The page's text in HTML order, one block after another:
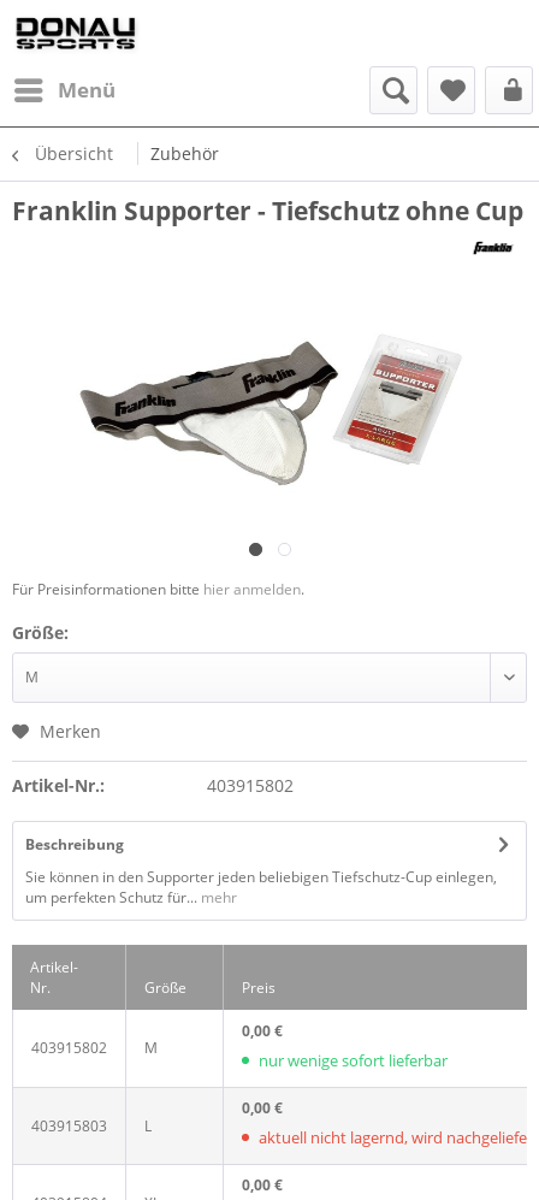
Menü
Übersicht Zubehör
Franklin Supporter - Tiefschutz ohne Cup
Für Preisinformationen bitte hier anmelden.
Größe:
Merken
Artikel-Nr.: 403915802
Beschreibung
Sie können in den Supporter jeden beliebigen Tiefschutz-Cup einlegen,
um perfekten Schutz für... mehr
Artikel-
Nr.
Größe Preis
403915802 M
0,00 €
nur wenige sofort lieferbar
403915803 L
0,00 €
aktuell nicht lagernd, wird
0,00 €